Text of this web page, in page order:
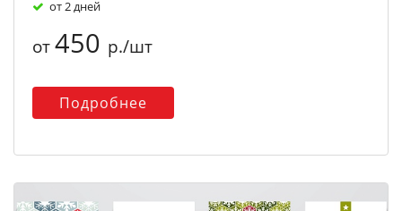
от 2 дней
от450 р./шт
Подробнее